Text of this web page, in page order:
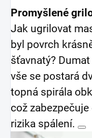
Promyšlené
Jak ugrilovat
byl povrch
šťavnatý?
vše se postará
topná spirála
což
rizika spálení.